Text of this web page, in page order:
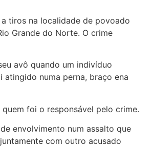
tiros na localidade de povoado
Grande do Norte. O crime
avô quando um indivíduo
numa perna, braço ena
foi o responsável pelo crime.
envolvimento num assalto que
com outro acusado